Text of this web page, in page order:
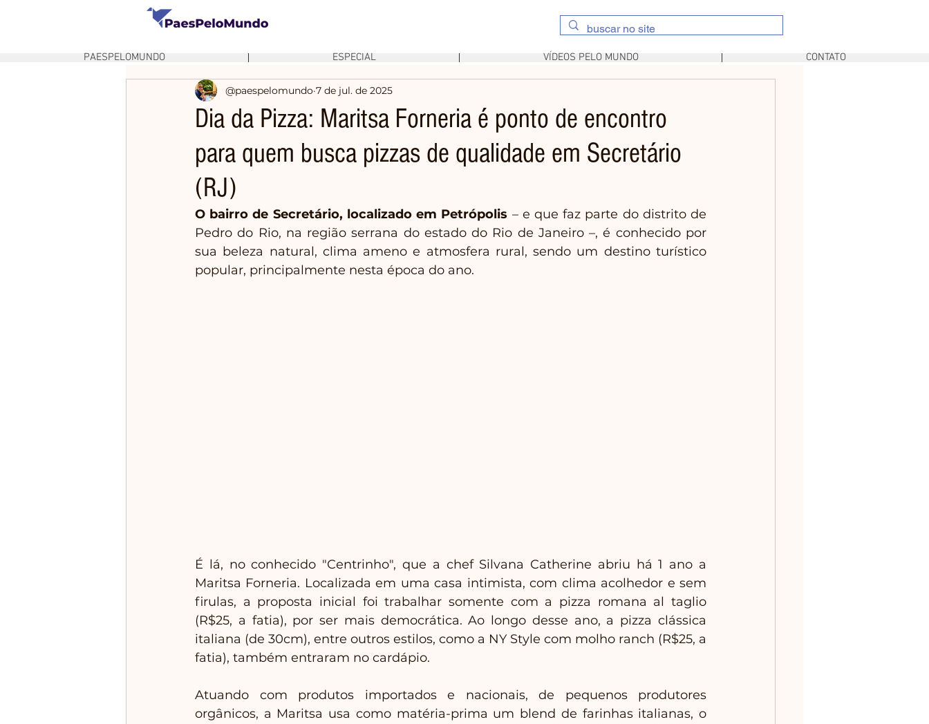
PAESPELOMUNDO ESPECIAL VÍDEOS PELO MUNDO CONTATO
Dia da Pizza: Maritsa Forneria é ponto de encontro
para quem busca pizzas de qualidade em Secretário
(RJ)
@paespelomundo 7 de jul. de 2025
O bairro de Secretário, localizado em Petrópolis – e que faz parte do distrito de
Pedro do Rio, na região serrana do estado do Rio de Janeiro –, é conhecido por
sua beleza natural, clima ameno e atmosfera rural, sendo um destino turístico
popular, principalmente nesta época do ano.
É lá, no conhecido "Centrinho", que a chef Silvana Catherine abriu há 1 ano a
Maritsa Forneria. Localizada em uma casa intimista, com clima acolhedor e sem
firulas, a proposta inicial foi trabalhar somente com a pizza romana al taglio
(R$25, a fatia), por ser mais democrática. Ao longo desse ano, a pizza clássica
italiana (de 30cm), entre outros estilos, como a NY Style com molho ranch (R$25, a
fatia), também entraram no cardápio.
Atuando com produtos importados e nacionais, de pequenos produtores
orgânicos, a Maritsa usa como matéria-prima um blend de farinhas italianas, o